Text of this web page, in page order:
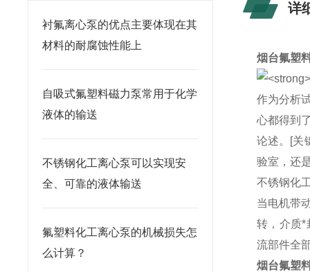
衬氟离心泵的优点主要体现在其
材料的耐腐蚀性能上
自吸式氟塑料磁力泵常用于化学
液体的输送
不锈钢化工离心泵可以实现安
全、可靠的液体输送
氟塑料化工离心泵的机械损失怎
么计算？
详
烟台氟塑
作为分析
心都得到
论述。[关
验室，还
不锈钢化
当电机带
转，介质*
流部件全
烟台氟塑